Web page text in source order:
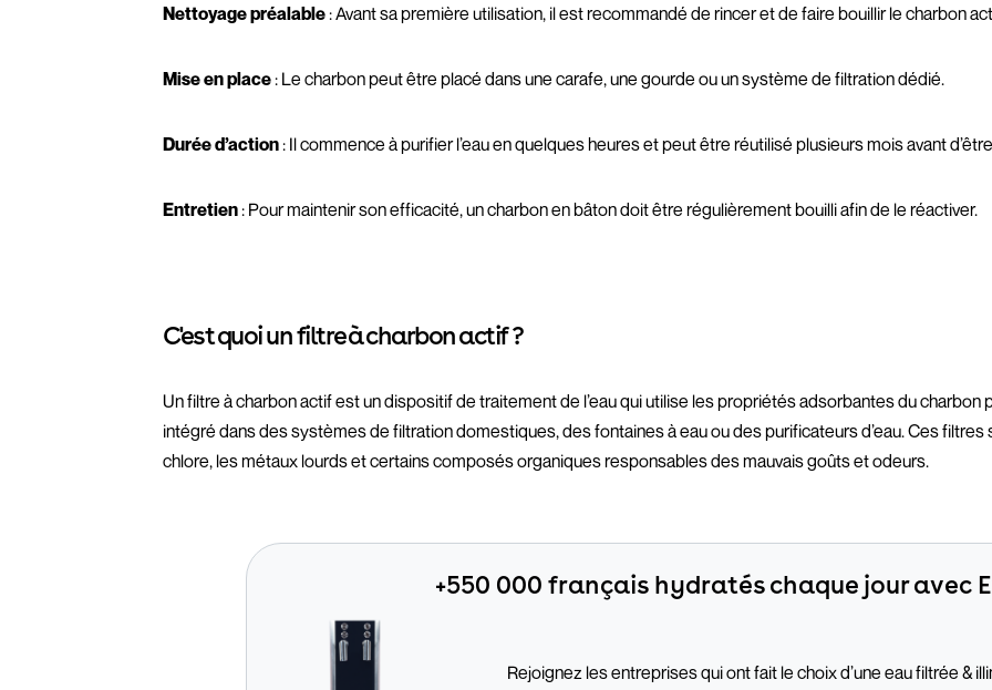
Nettoyage préalable: Avant sa première utilisation, il est recommandé de rincer et de faire bouillir le charbon
Mise en place: Le charbon peut être placé dans une carafe, une gourde ou un système de filtration dédié.
Durée d’action: Il commence à purifier l’eau en quelques heures et peut être réutilisé plusieurs mois avant
Entretien: Pour maintenir son efficacité, un charbon en bâton doit être régulièrement bouilli afin de le réactiver.
C'est quoi un filtre à charbon actif ?
Un filtre à charbon actif est un dispositif de traitement de l’eau qui utilise les propriétés adsorbantes du
intégré dans des systèmes de filtration domestiques, des fontaines à eau ou des purificateurs d’eau. Ces
chlore, les métaux lourds et certains composés organiques responsables des mauvais goûts et odeurs.
+550 000 français hydratés chaque jour avec
Rejoignez les entreprises qui ont fait le choix d’une eau filtrée &